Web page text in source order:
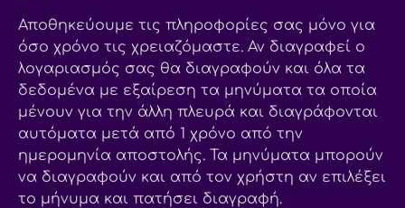
Αποθηκεύουμε τις πληροφορίες σας μόνο για
όσο χρόνο τις χρειαζόμαστε. Αν διαγραφεί ο
λογαριασμός σας θα διαγραφούν και όλα τα
δεδομένα με εξαίρεση τα μηνύματα τα οποία
μένουν για την άλλη πλευρά και διαγράφονται
αυτόματα μετά από 1 χρόνο από την
ημερομηνία αποστολής. Τα μηνύματα μπορούν
να διαγραφούν και από τον χρήστη αν επιλέξει
το μήνυμα και πατήσει διαγραφή.